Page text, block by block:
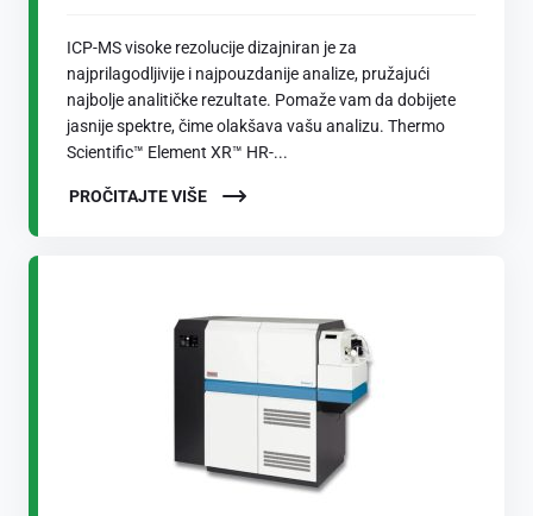
ICP-MS visoke rezolucije dizajniran je za
najprilagodljivije i najpouzdanije analize, pružajući
najbolje analitičke rezultate. Pomaže vam da dobijete
jasnije spektre, čime olakšava vašu analizu. Thermo
Scientific™ Element XR™ HR-...
PROČITAJTE VIŠE